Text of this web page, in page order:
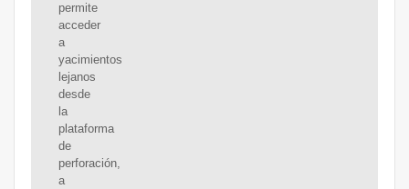
permite
acceder
a
yacimientos
lejanos
desde
la
plataforma
de
perforación,
a